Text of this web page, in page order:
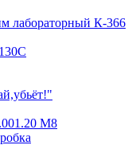
лабораторный К-366
М8